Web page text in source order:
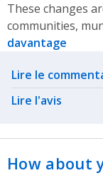
These changes
communities,
davantage
Related
Lire le
Lire l'avis
How about